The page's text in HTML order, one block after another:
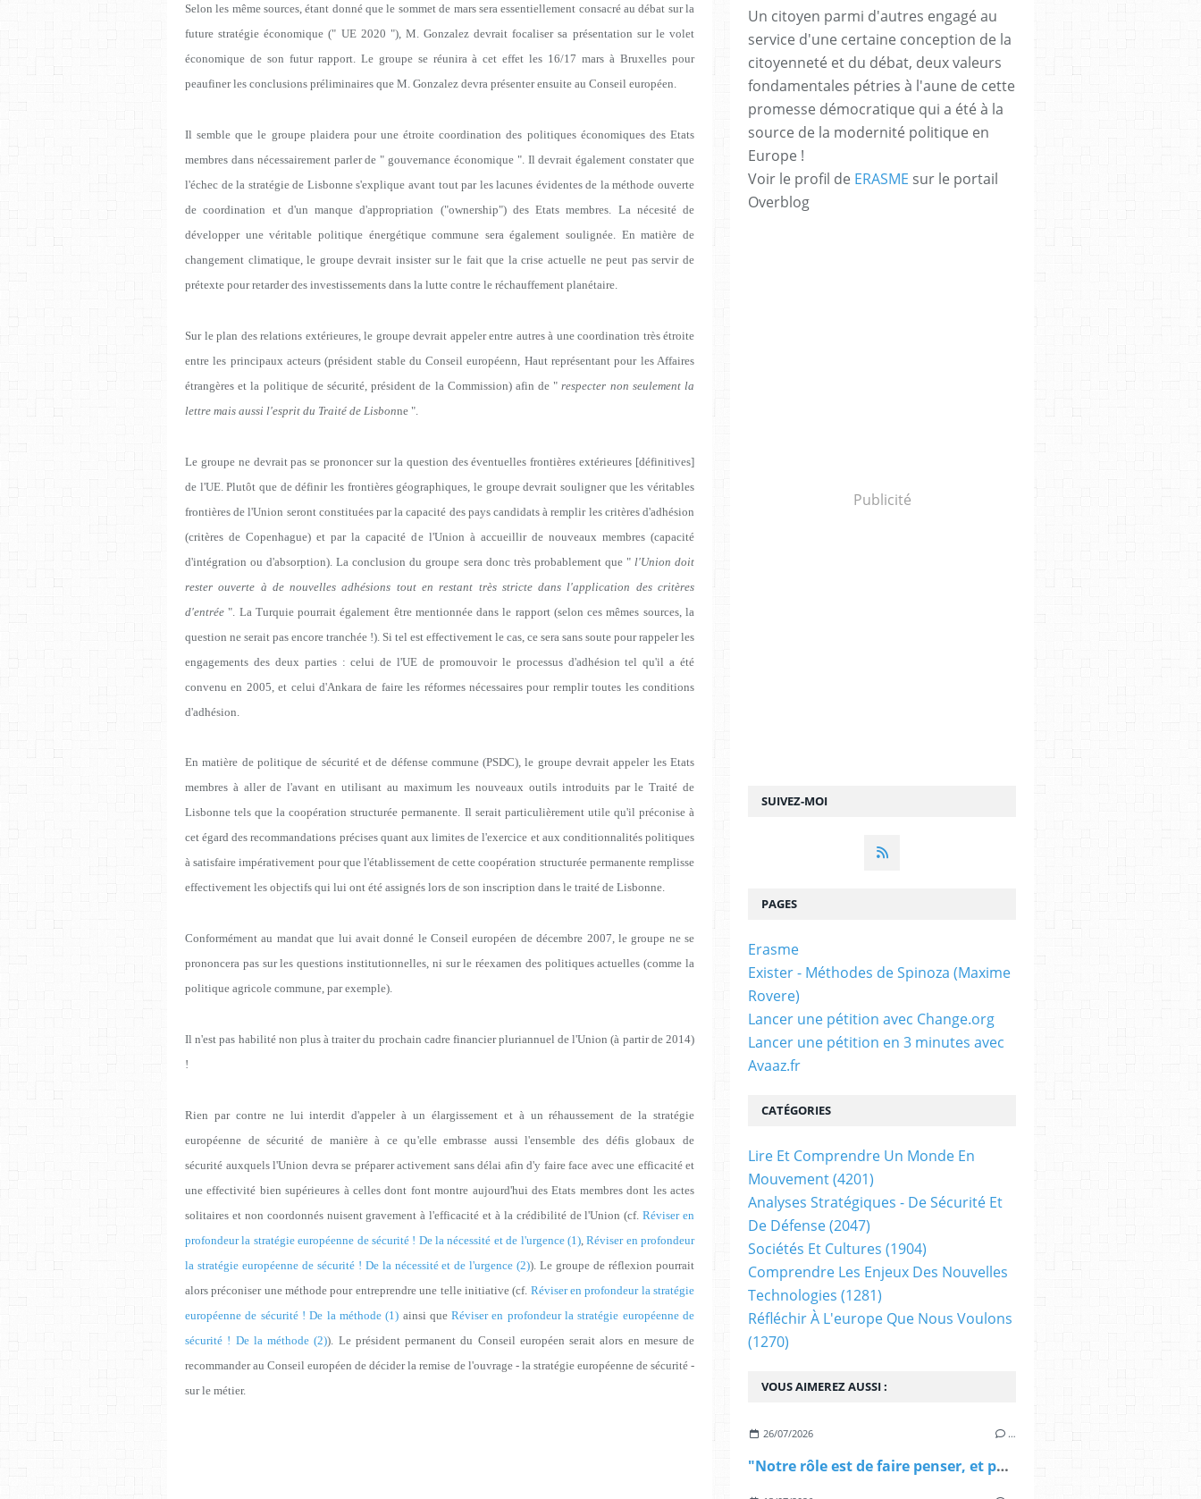
Selon les même sources, étant donné que le sommet de mars sera essentiellement consacré au débat sur la
future stratégie économique (" UE 2020 "), M. Gonzalez devrait focaliser sa présentation sur le volet
économique de son futur rapport. Le groupe se réunira à cet effet les 16/17 mars à Bruxelles pour
peaufiner les conclusions préliminaires que M. Gonzalez devra présenter ensuite au Conseil européen.
Il semble que le groupe plaidera pour une étroite coordination des politiques économiques des Etats
membres dans nécessairement parler de " gouvernance économique ". Il devrait également constater que
l'échec de la stratégie de Lisbonne s'explique avant tout par les lacunes évidentes de la méthode ouverte
de coordination et d'un manque d'appropriation ("ownership") des Etats membres. La nécesité de
développer une véritable politique énergétique commune sera également soulignée. En matière de
changement climatique, le groupe devrait insister sur le fait que la crise actuelle ne peut pas servir de
prétexte pour retarder des investissements dans la lutte contre le réchauffement planétaire.
Sur le plan des relations extérieures, le groupe devrait appeler entre autres à une coordination très étroite
entre les principaux acteurs (président stable du Conseil européenn, Haut représentant pour les Affaires
étrangères et la politique de sécurité, président de la Commission) afin de "respecter non seulement la
lettre mais aussi l'esprit du Traité de Lisbonne ".
Le groupe ne devrait pas se prononcer sur la question des éventuelles frontières extérieures [définitives]
de l'UE. Plutôt que de définir les frontières géographiques, le groupe devrait souligner que les véritables
frontières de l'Union seront constituées par la capacité des pays candidats à remplir les critères d'adhésion
(critères de Copenhague) et par la capacité de l'Union à accueillir de nouveaux membres (capacité
d'intégration ou d'absorption). La conclusion du groupe sera donc très probablement que " l'Union doit
rester ouverte à de nouvelles adhésions tout en restant très stricte dans l'application des critères
d'entrée ". La Turquie pourrait également être mentionnée dans le rapport (selon ces mêmes sources, la
question ne serait pas encore tranchée !). Si tel est effectivement le cas, ce sera sans soute pour rappeler les
engagements des deux parties : celui de l'UE de promouvoir le processus d'adhésion tel qu'il a été
convenu en 2005, et celui d'Ankara de faire les réformes nécessaires pour remplir toutes les conditions
d'adhésion.
En matière de politique de sécurité et de défense commune (PSDC), le groupe devrait appeler les Etats
membres à aller de l'avant en utilisant au maximum les nouveaux outils introduits par le Traité de
Lisbonne tels que la coopération structurée permanente. Il serait particulièrement utile qu'il préconise à
cet égard des recommandations précises quant aux limites de l'exercice et aux conditionnalités politiques
à satisfaire impérativement pour que l'établissement de cette coopération structurée permanente remplisse
effectivement les objectifs qui lui ont été assignés lors de son inscription dans le traité de Lisbonne.
Conformément au mandat que lui avait donné le Conseil européen de décembre 2007, le groupe ne se
prononcera pas sur les questions institutionnelles, ni sur le réexamen des politiques actuelles (comme la
politique agricole commune, par exemple).
Il n'est pas habilité non plus à traiter du prochain cadre financier pluriannuel de l'Union (à partir de 2014)
!
Rien par contre ne lui interdit d'appeler à un élargissement et à un réhaussement de la stratégie
européenne de sécurité de manière à ce qu'elle embrasse aussi l'ensemble des défis globaux de
sécurité auxquels l'Union devra se préparer activement sans délai afin d'y faire face avec une efficacité et
une effectivité bien supérieures à celles dont font montre aujourd'hui des Etats membres dont les actes
solitaires et non coordonnés nuisent gravement à l'efficacité et à la crédibilité de l'Union (cf.Réviser en
profondeur la stratégie européenne de sécurité ! De la nécessité et de l'urgence (1),Réviser en profondeur
la stratégie européenne de sécurité ! De la nécessité et de l'urgence (2)). Le groupe de réflexion pourrait
alors préconiser une méthode pour entreprendre une telle initiative (cf. Réviser en profondeur la stratégie
européenne de sécurité ! De la méthode (1) ainsi queRéviser en profondeur la stratégie européenne de
sécurité ! De la méthode (2)). Le président permanent du Conseil européen serait alors en mesure de
recommander au Conseil européen de décider la remise de l'ouvrage - la stratégie européenne de sécurité -
sur le métier.
SUIVEZ-MOI
Un citoyen parmi d'autres engagé au
service d'une certaine conception de la
citoyenneté et du débat, deux valeurs
fondamentales pétries à l'aune de cette
promesse démocratique qui a été à la
source de la modernité politique en
Europe !
Voir le profil de ERASME sur le portail
Overblog
Publicité
VOUS AIMEREZ AUSSI :
26/07/2026 …
"Notre rôle est de faire penser, et pour les plus grands élèves, d’inquiéter l’intelligence plus que de la satisfaire." (Gustave Monod)
PAGES
Erasme
Exister - Méthodes de Spinoza (Maxime
Rovere)
Lancer une pétition avec Change.org
Lancer une pétition en 3 minutes avec
Avaaz.fr
CATÉGORIES
Lire Et Comprendre Un Monde En
Mouvement(4201)
Analyses Stratégiques - De Sécurité Et
De Défense(2047)
Sociétés Et Cultures (1904)
Comprendre Les Enjeux Des Nouvelles
Technologies (1281)
Réfléchir À L'europe Que Nous Voulons
(1270)